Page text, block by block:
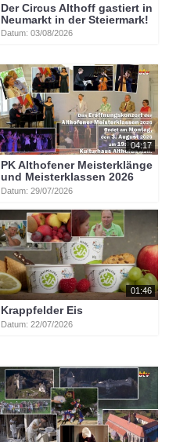
Der Circus Althoff gastiert in
Neumarkt in der Steiermark!
Datum: 03/08/2026
04:17
PK Althofener Meisterklänge
und Meisterklassen 2026
Datum: 29/07/2026
01:46
Krappfelder Eis
Datum: 22/07/2026